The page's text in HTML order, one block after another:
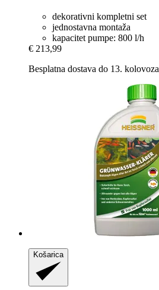
dekorativni kompletni set
jednostavna montaža
kapacitet pumpe: 800 l/h
€ 213,99
Besplatna dostava do 13. kolovoza
Košarica